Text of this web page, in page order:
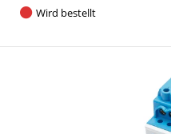
Wird bestellt